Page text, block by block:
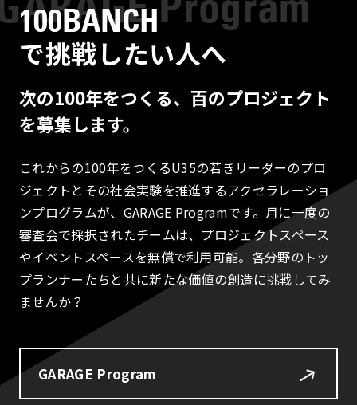
100BANCH
で挑戦したい人へ
次の100年をつくる、百のプロジェクト
を募集します。
これからの100年をつくるU35の若きリーダーのプロ
ジェクトとその社会実験を推進するアクセラレーショ
ンプログラムが、GARAGE Programです。月に一度の
審査会で採択されたチームは、プロジェクトスペース
やイベントスペースを無償で利用可能。各分野のトッ
プランナーたちと共に新たな価値の創造に挑戦してみ
ませんか？
GARAGE Program